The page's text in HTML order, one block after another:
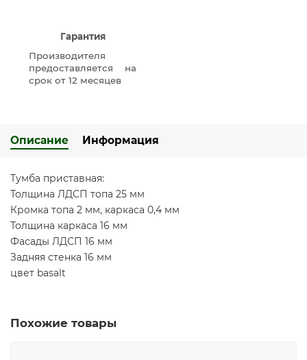
Гарантия
Производителя
предоставляется на
срок от 12 месяцев
Описание Информация
Тумба приставная:
Толщина ЛДСП топа 25 мм
Кромка топа 2 мм, каркаса 0,4 мм
Толщина каркаса 16 мм
Фасады ЛДСП 16 мм
Задняя стенка 16 мм
цвет basalt
Похожие товары